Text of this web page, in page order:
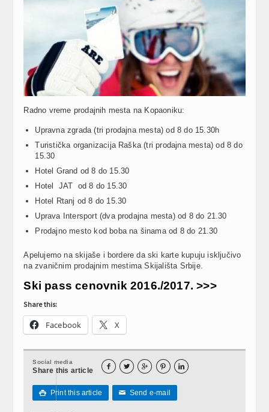
Radno vreme prodajnih mesta na Kopaoniku:
Upravna zgrada (tri prodajna mesta) od 8 do 15.30h
Turistička organizacija Raška (tri prodajna mesta) od 8 do
15.30
Hotel Grand od 8 do 15.30
Hotel JAT od 8 do 15.30
Hotel Rtanj od 8 do 15.30
Uprava Intersport (dva prodajna mesta) od 8 do 21.30
Prodajno mesto kod boba na šinama od 8 do 21.30
Apelujemo na skijaše i bordere da ski karte kupuju isključivo
na zvaničnim prodajnim mestima Skijališta Srbije.
Ski pass cenovnik 2016./2017. >>>
Share this:
Facebook X
Social media
Share this article     
 Print this article ✉ Send e-mail